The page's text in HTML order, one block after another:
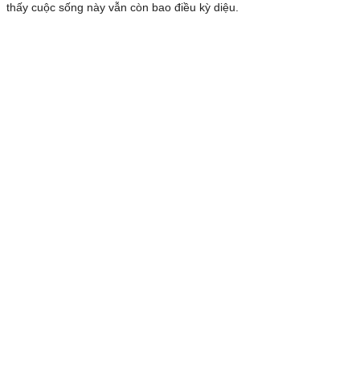
thấy cuộc sống này vẫn còn bao điều kỳ diệu.